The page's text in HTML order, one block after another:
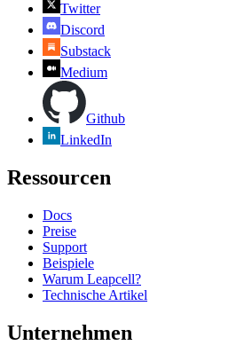
Twitter
Discord
Substack
Medium
Github
LinkedIn
Ressourcen
Docs
Preise
Support
Beispiele
Warum Leapcell?
Technische Artikel
Unternehmen